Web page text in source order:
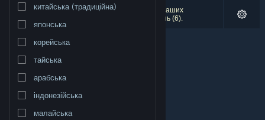
Змінити мову
Переглянути повну версію
китайська (традиційна)
японська
корейська
тайська
арабська
індонезійська
малайська
Результатів вашого пошуку: 0. Відповідно до ваших
уподобань було виключено кілька найменувань (6).